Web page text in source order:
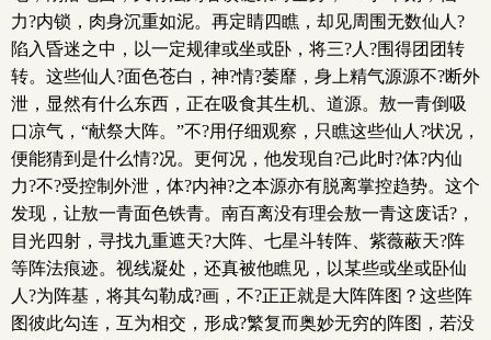
力?内锁，肉身沉重如泥。再定睛四瞧，却见周围无数仙人?
陷入昏迷之中，以一定规律或坐或卧，将三?人?围得团团转
转。这些仙人?面色苍白，神?情?萎靡，身上精气源源不?断外
泄，显然有什么东西，正在吸食其生机、道源。敖一青倒吸
口凉气，“献祭大阵。”不?用仔细观察，只瞧这些仙人?状况，
便能猜到是什么情?况。更何况，他发现自?己此时?体?内仙
力?不?受控制外泄，体?内神?之本源亦有脱离掌控趋势。这个
发现，让敖一青面色铁青。南百离没有理会敖一青这废话?，
目光四射，寻找九重遮天?大阵、七星斗转阵、紫薇蔽天?阵
等阵法痕迹。视线凝处，还真被他瞧见，以某些或坐或卧仙
人?为阵基，将其勾勒成?画，不?正正就是大阵阵图？这些阵
图彼此勾连，互为相交，形成?繁复而奥妙无穷的阵图，若没